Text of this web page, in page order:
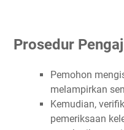
Prosedur
Pemohon
melampirkan
Kemudian,
pemeriksaan